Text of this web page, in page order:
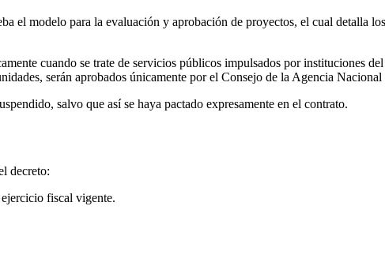
modelo para la evaluación y aprobación de proyectos, el cual detalla
cuando se trate de servicios públicos impulsados por instituciones
serán aprobados únicamente por el Consejo de la Agencia
salvo que así se haya pactado expresamente en el contrato.
decreto:
fiscal vigente.